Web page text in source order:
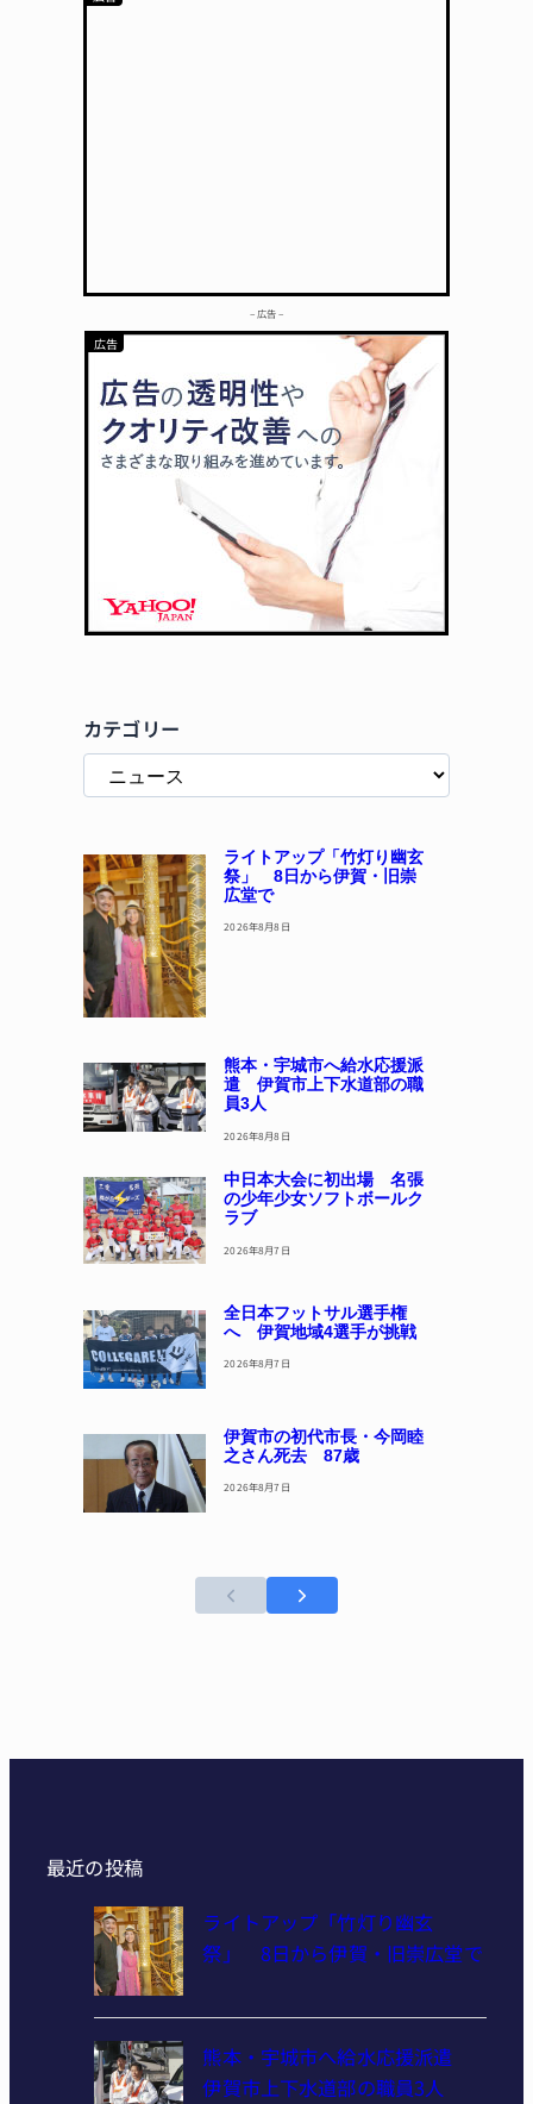
– 広告 –
カテゴリー
ライトアップ「竹灯り幽玄
祭」 8日から伊賀・旧崇
広堂で
2026年8月8日
熊本・宇城市へ給水応援派
遣 伊賀市上下水道部の職
員3人
2026年8月8日
中日本大会に初出場 名張
の少年少女ソフトボールク
ラブ
2026年8月7日
全日本フットサル選手権
へ 伊賀地域4選手が挑戦
2026年8月7日
伊賀市の初代市長・今岡睦
之さん死去 87歳
2026年8月7日
最近の投稿
ライトアップ「竹灯り幽玄
祭」 8日から伊賀・旧崇広堂で
熊本・宇城市へ給水応援派遣
伊賀市上下水道部の職員3人